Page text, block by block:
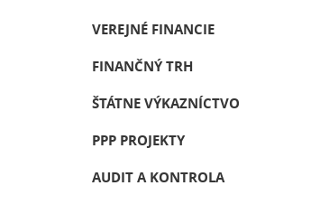
VEREJNÉ FINANCIE
FINANČNÝ TRH
ŠTÁTNE VÝKAZNÍCTVO
PPP PROJEKTY
AUDIT A KONTROLA